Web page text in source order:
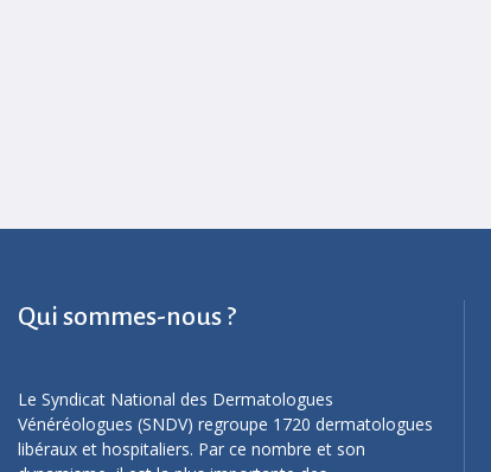
Qui sommes-nous ?
Le Syndicat National des Dermatologues
Vénéréologues (SNDV) regroupe 1720 dermatologues
libéraux et hospitaliers. Par ce nombre et son